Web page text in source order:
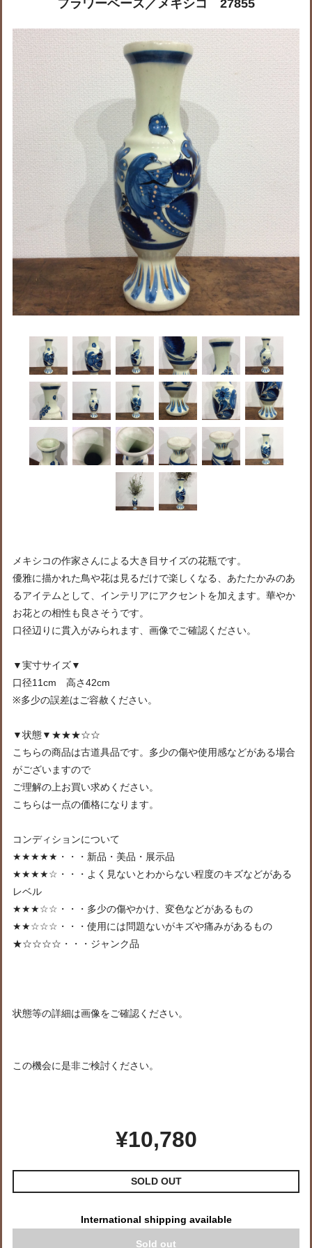
フラワーベース／メキシコ 27855
メキシコの作家さんによる大き目サイズの花瓶です。
優雅に描かれた鳥や花は見るだけで楽しくなる、あたたかみのあ
るアイテムとして、インテリアにアクセントを加えます。華やか
お花との相性も良さそうです。
口径辺りに貫入がみられます、画像でご確認ください。
▼実寸サイズ▼
口径11cm 高さ42cm
※多少の誤差はご容赦ください。
▼状態▼★★★☆☆
こちらの商品は古道具品です。多少の傷や使用感などがある場合
がございますので
ご理解の上お買い求めください。
こちらは一点の価格になります。
コンディションについて
★★★★★・・・新品・美品・展示品
★★★★☆・・・よく見ないとわからない程度のキズなどがある
レベル
★★★☆☆・・・多少の傷やかけ、変色などがあるもの
★★☆☆☆・・・使用には問題ないがキズや痛みがあるもの
★☆☆☆☆・・・ジャンク品
状態等の詳細は画像をご確認ください。
この機会に是非ご検討ください。
¥10,780
SOLD OUT
International shipping available
Sold out